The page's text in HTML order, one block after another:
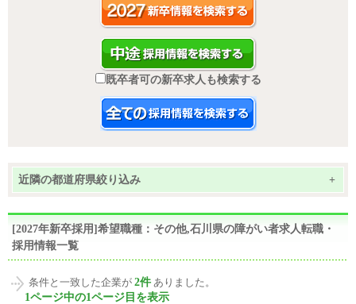
既卒者可の新卒求人も検索する
近隣の都道府県絞り込み +
[2027年新卒採用]希望職種：その他,石川県の障がい者求人転職・
採用情報一覧
条件と一致した企業が 2件 ありました。
1ページ中の1ページ目を表示